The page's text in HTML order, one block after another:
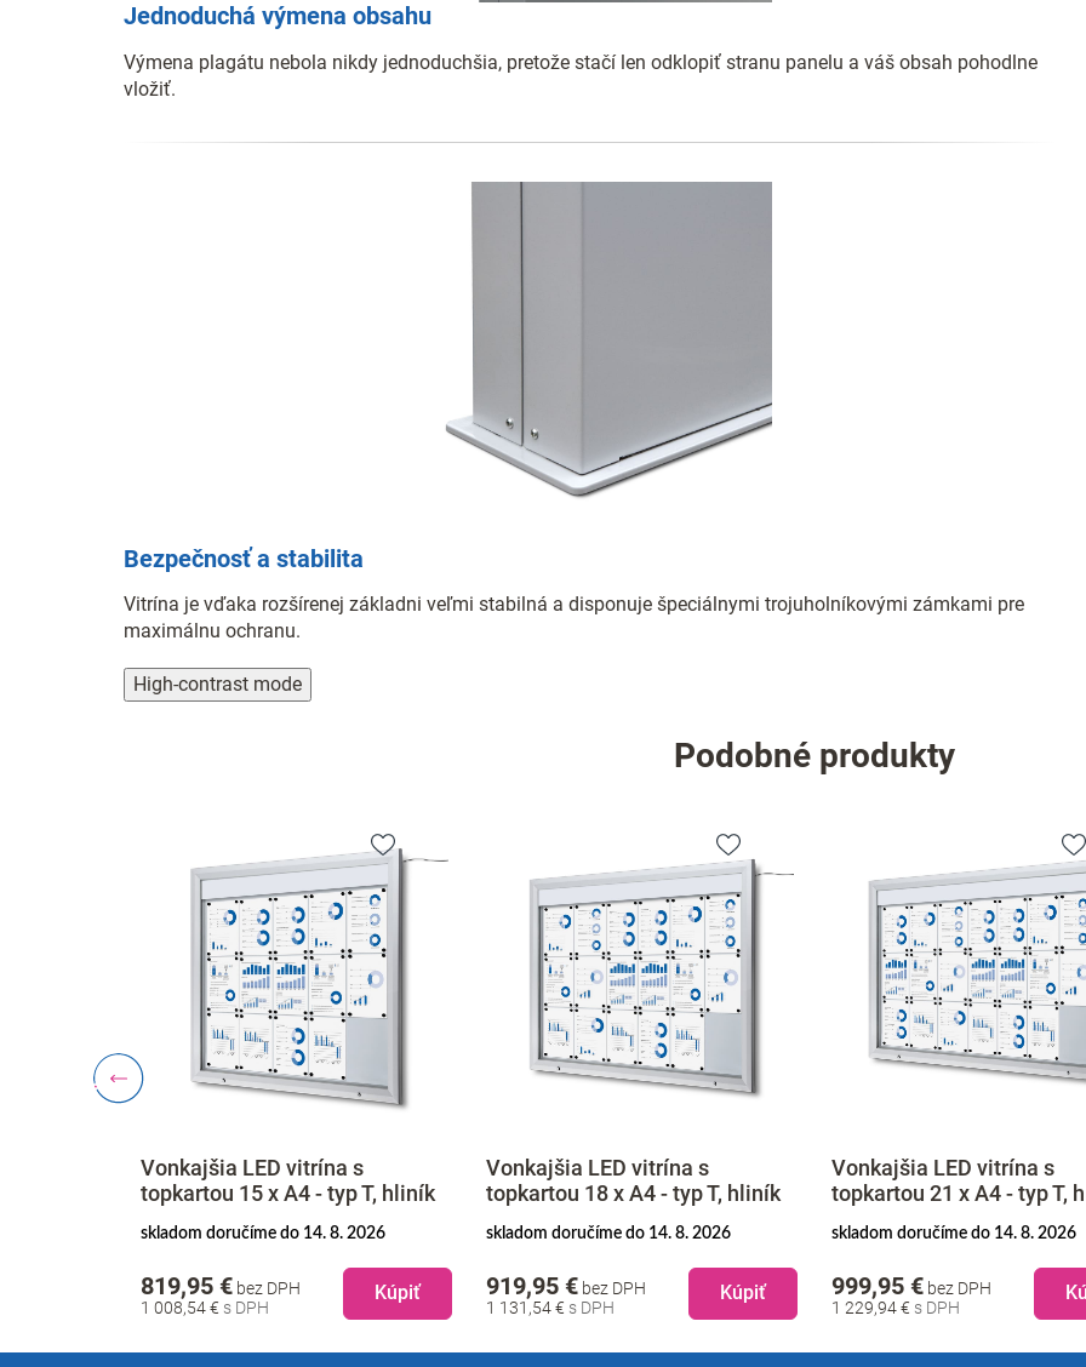
Jednoduchá výmena obsahu
Výmena plagátu nebola nikdy jednoduchšia, pretože stačí len odklopiť stranu panelu a váš obsah pohodlne
vložiť.
Bezpečnosť a stabilita
Vitrína je vďaka rozšírenej základni veľmi stabilná a disponuje špeciálnymi trojuholníkovými zámkami pre
maximálnu ochranu.
High-contrast mode
Podobné produkty
Vonkajšia LED vitrína s
topkartou 15 x A4 - typ T, hliník
skladom doručíme do 14. 8. 2026
1 008,54 €
819,95 € bez DPH Kúpiť
Vonkajšia LED vitrína s
topkartou 18 x A4 - typ T, hliník
skladom doručíme do 14. 8. 2026
1 131,54 €
919,95 € bez DPH Kúpiť
Vonkajšia LED vitrína s
topkartou 21 x A4 - typ T,
skladom doručíme do 14. 8. 2026
1 229,94 €
999,95 € bez DPH